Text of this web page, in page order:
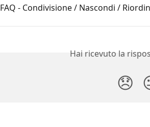
FAQ - Condivisione / Nascondi /
Hai ricevuto la
😞